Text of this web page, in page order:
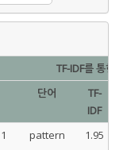
TF-IDF를 통한
단어
TF-
IDF
1 pattern 1.95